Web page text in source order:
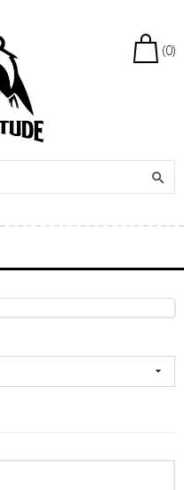

(0)
